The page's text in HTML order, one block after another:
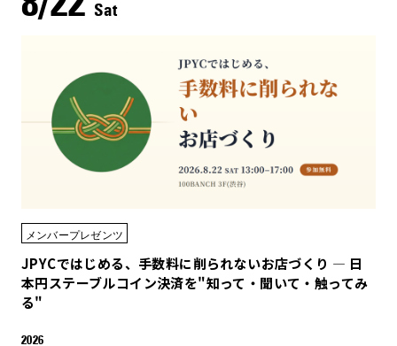
Sat
メンバープレゼンツ
JPYCではじめる、手数料に削られないお店づくり — 日
本円ステーブルコイン決済を"知って・聞いて・触ってみ
る"
2026